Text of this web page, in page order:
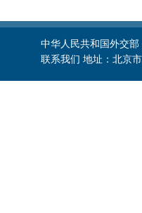
中华人民共和国外交
联系我们 地址：北京